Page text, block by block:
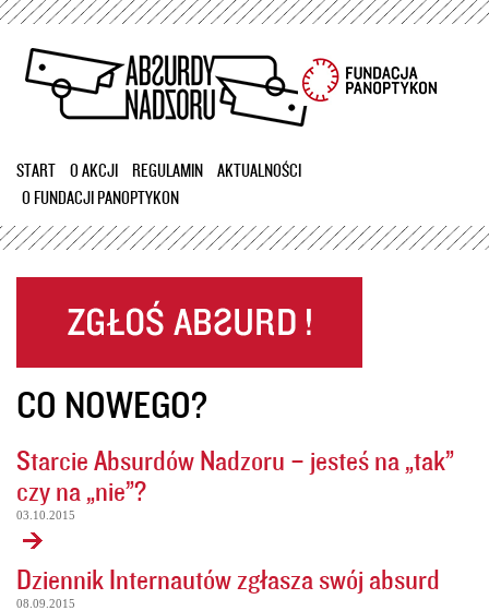
Przejdź
treści
START O AKCJI REGULAMIN
AKTUALNOŚCI
O FUNDACJI PANOPTYKON
CO NOWEGO?
Starcie Absurdów Nadzoru – jesteś na „tak”
czy na „nie”?
03.10.2015
Dziennik Internautów zgłasza swój absurd
08.09.2015